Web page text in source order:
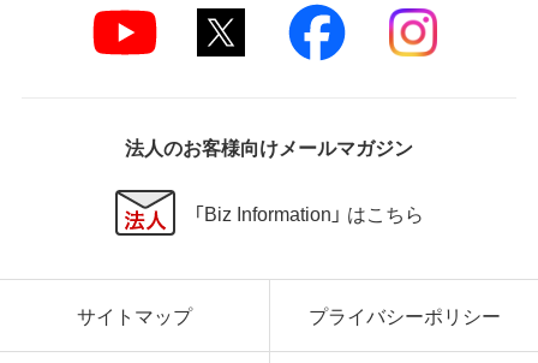
法人のお客様向けメールマガジン
「Biz Information」 はこちら
サイトマップ プライバシーポリシー